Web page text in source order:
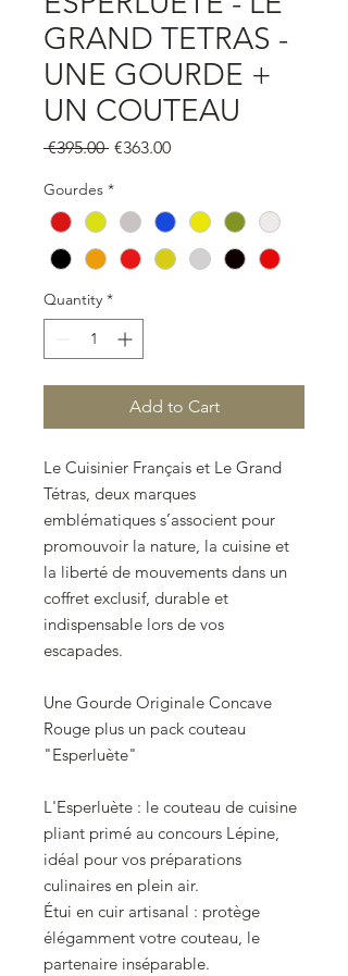
GRAND TETRAS -
UNE GOURDE +
UN COUTEAU
€395.00 Regular
€363.00Sale
Gourdes *
Quantity *
Add to Cart
Le Cuisinier Français et Le Grand
Tétras, deux marques
emblématiques s’associent pour
promouvoir la nature, la cuisine et
la liberté de mouvements dans un
coffret exclusif, durable et
indispensable lors de vos
escapades.
Une Gourde Originale Concave
Rouge plus un pack couteau
"Esperluète"
L'Esperluète : le couteau de cuisine
pliant primé au concours Lépine,
idéal pour vos préparations
culinaires en plein air.
Étui en cuir artisanal : protège
élégamment votre couteau, le
partenaire inséparable.